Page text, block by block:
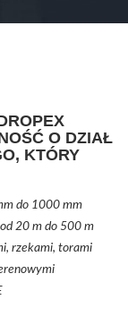
O DZIAŁ
KTÓRY
do 1000 mm
20 m do 500 m
rzekami, torami